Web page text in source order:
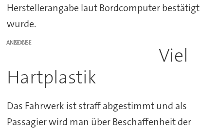
Herstellerangabe laut Bordcomputer bestätigt
wurde.
ANZEIGE
Viel
Hartplastik
Das Fahrwerk ist straff abgestimmt und als
Passagier wird man über Beschaffenheit der